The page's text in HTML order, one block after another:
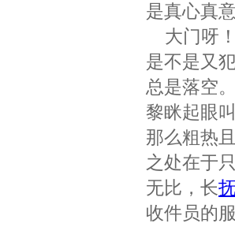
是真心真
大门呀！
是不是又
总是落空
黎眯起眼
那么粗热
之处在于
无比，长
收件员的